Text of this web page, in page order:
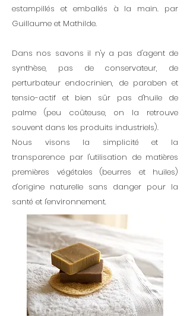
estampillés et emballés à la main. par
Guillaume et Mathilde.
Dans nos savons il n'y a pas d'agent de
synthèse, pas de conservateur, de
perturbateur endocrinien, de paraben et
tensio-actif et bien sûr pas d'huile de
palme (peu coûteuse, on la retrouve
souvent dans les produits industriels).
Nous visons la simplicité et la
transparence par l'utilisation de matières
premières végétales (beurres et huiles)
d'origine naturelle sans danger pour la
santé et l'environnement.